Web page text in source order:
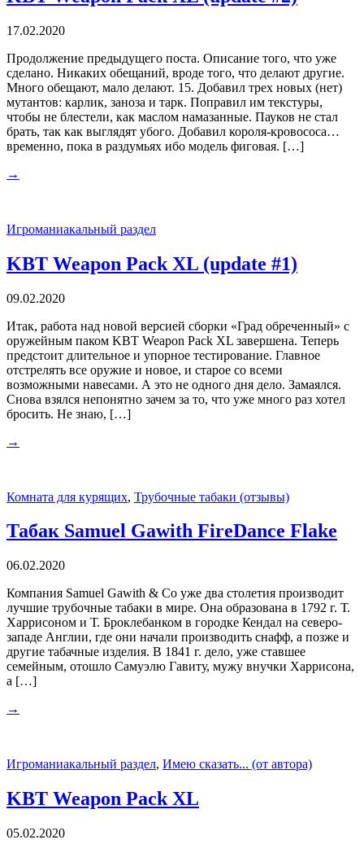
17.02.2020
Продолжение предыдущего поста. Описание того, что уже
сделано. Никаких обещаний, вроде того, что делают другие.
Много обещают, мало делают. 15. Добавил трех новых (нет)
мутантов: карлик, заноза и тарк. Поправил им текстуры,
чтобы не блестели, как маслом намазанные. Пауков не стал
брать, так как выглядят убого. Добавил короля-кровососа…
временно, пока в раздумьях ибо модель фиговая. […]
→
Игроманиакальный раздел
KBT Weapon Pack XL (update #1)
09.02.2020
Итак, работа над новой версией сборки «Град обреченный» с
оружейным паком KBT Weapon Pack XL завершена. Теперь
предстоит длительное и упорное тестирование. Главное
отстрелять все оружие и новое, и старое со всеми
возможными навесами. А это не одного дня дело. Замаялся.
Снова взялся непонятно зачем за то, что уже много раз хотел
бросить. Не знаю, […]
→
Комната для курящих, Трубочные табаки (отзывы)
Табак Samuel Gawith FireDance Flake
06.02.2020
Компания Samuel Gawith & Co уже два столетия производит
лучшие трубочные табаки в мире. Она образована в 1792 г. Т.
Харрисоном и Т. Броклебанком в городке Кендал на северо-
западе Англии, где они начали производить снафф, а позже и
другие табачные изделия. В 1841 г. дело, уже ставшее
семейным, отошло Самуэлю Гавиту, мужу внучки Харрисона,
а […]
→
Игроманиакальный раздел, Имею сказать... (от автора)
KBT Weapon Pack XL
05.02.2020